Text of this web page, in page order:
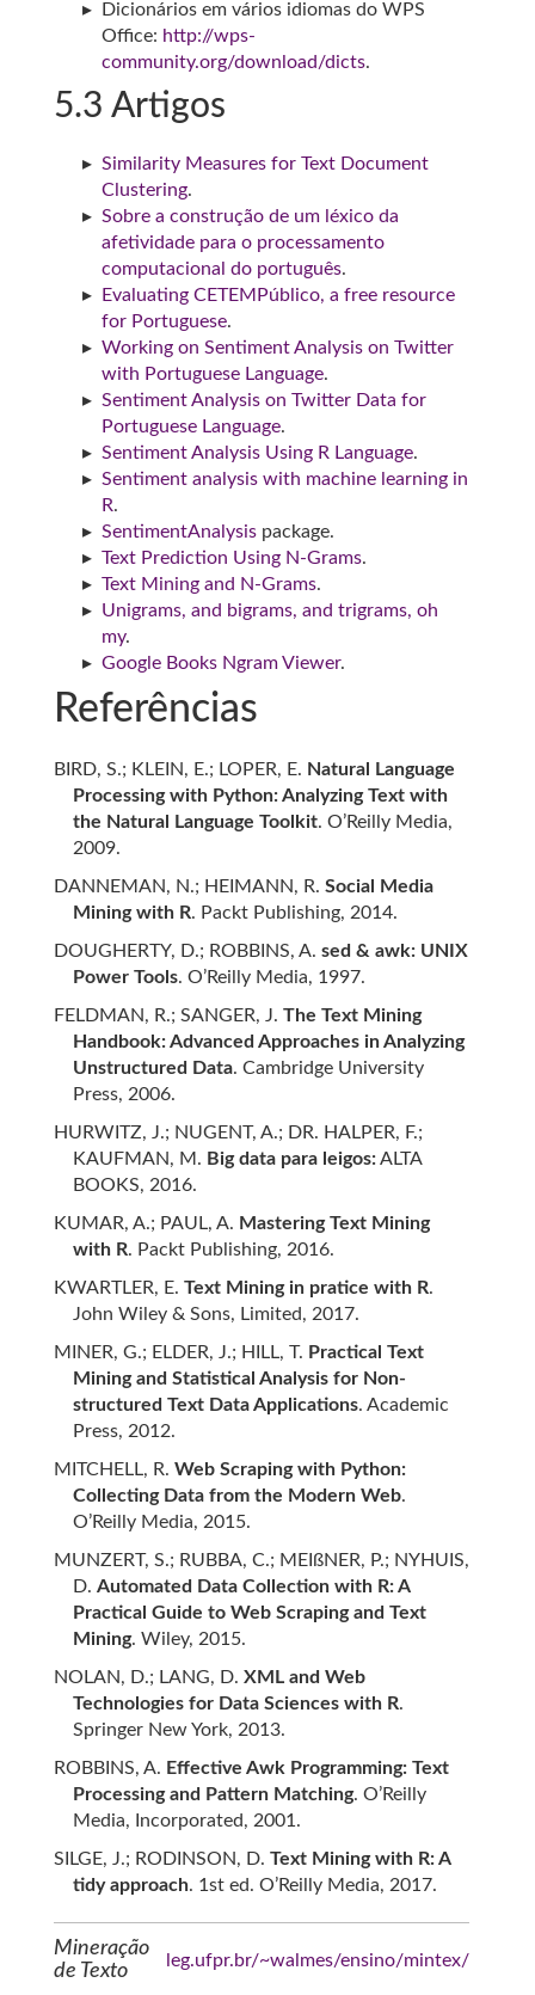
Dicionários em vários idiomas do WPS
Office: http://wps-
community.org/download/dicts.
5.3 Artigos
Similarity Measures for Text Document
Clustering.
Sobre a construção de um léxico da
afetividade para o processamento
computacional do português.
Evaluating CETEMPúblico, a free resource
for Portuguese.
Working on Sentiment Analysis on Twitter
with Portuguese Language.
Sentiment Analysis on Twitter Data for
Portuguese Language.
Sentiment Analysis Using R Language.
Sentiment analysis with machine learning in
R.
SentimentAnalysis package.
Text Prediction Using N-Grams.
Text Mining and N-Grams.
Unigrams, and bigrams, and trigrams, oh
my.
Google Books Ngram Viewer.
Referências
BIRD, S.; KLEIN, E.; LOPER, E. Natural Language
Processing with Python: Analyzing Text with
the Natural Language Toolkit. O’Reilly Media,
2009.
DANNEMAN, N.; HEIMANN, R. Social Media
Mining with R. Packt Publishing, 2014.
DOUGHERTY, D.; ROBBINS, A. sed & awk: UNIX
Power Tools. O’Reilly Media, 1997.
FELDMAN, R.; SANGER, J. The Text Mining
Handbook: Advanced Approaches in Analyzing
Unstructured Data. Cambridge University
Press, 2006.
HURWITZ, J.; NUGENT, A.; DR. HALPER, F.;
KAUFMAN, M. Big data para leigos:ALTA
BOOKS, 2016.
KUMAR, A.; PAUL, A. Mastering Text Mining
with R. Packt Publishing, 2016.
KWARTLER, E. Text Mining in pratice with R.
John Wiley & Sons, Limited, 2017.
MINER, G.; ELDER, J.; HILL, T. Practical Text
Mining and Statistical Analysis for Non-
structured Text Data Applications. Academic
Press, 2012.
MITCHELL, R. Web Scraping with Python:
Collecting Data from the Modern Web.
O’Reilly Media, 2015.
MUNZERT, S.; RUBBA, C.; MEIßNER, P.; NYHUIS,
D. Automated Data Collection with R: A
Practical Guide to Web Scraping and Text
Mining. Wiley, 2015.
NOLAN, D.; LANG, D. XML and Web
Technologies for Data Sciences with R.
Springer New York, 2013.
ROBBINS, A. Effective Awk Programming: Text
Processing and Pattern Matching. O’Reilly
Media, Incorporated, 2001.
SILGE, J.; RODINSON, D. Text Mining with R: A
tidy approach. 1st ed. O’Reilly Media, 2017.
Mineração
de Texto
leg.ufpr.br/~walmes/ensino/mintex/